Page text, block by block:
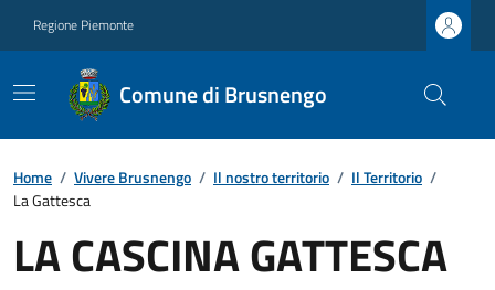
Regione Piemonte
Comune di Brusnengo
Home / Vivere Brusnengo / Il nostro territorio / Il Territorio /
La Gattesca
LA CASCINA GATTESCA